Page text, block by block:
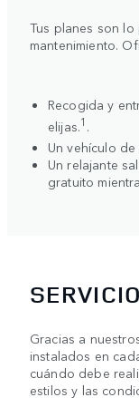
Tus planes son
mantenimiento.
Recogida y
elijas.1 .
Un vehículo
Un relajante
gratuito
Gracias a
instalados en
cuándo debe
estilos y las